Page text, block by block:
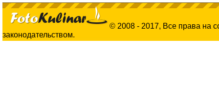
© 2008 - 2017, Все права на
законодательством.